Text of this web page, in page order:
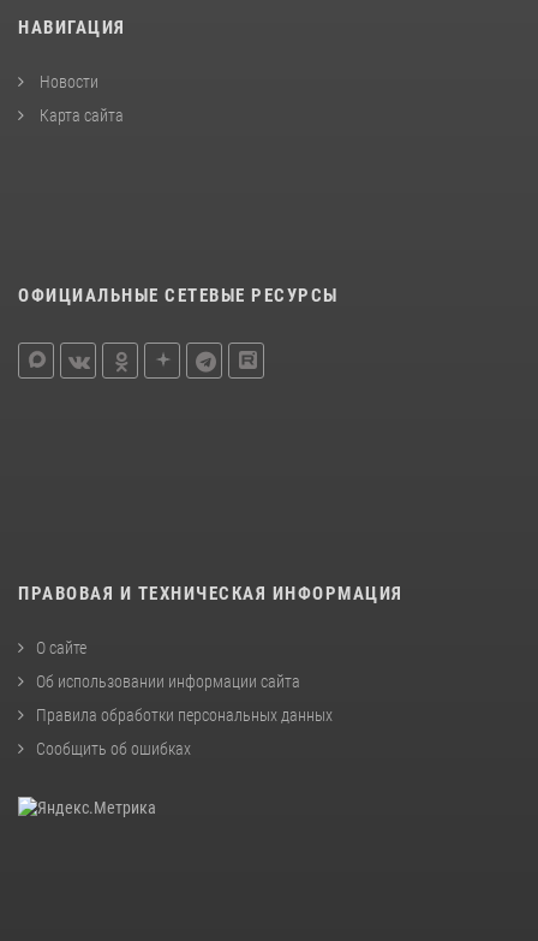
НАВИГАЦИЯ
Новости
Карта сайта
ОФИЦИАЛЬНЫЕ СЕТЕВЫЕ РЕСУРСЫ
ПРАВОВАЯ И ТЕХНИЧЕСКАЯ ИНФОРМАЦИЯ
О сайте
Об использовании информации сайта
Правила обработки персональных данных
Сообщить об ошибках